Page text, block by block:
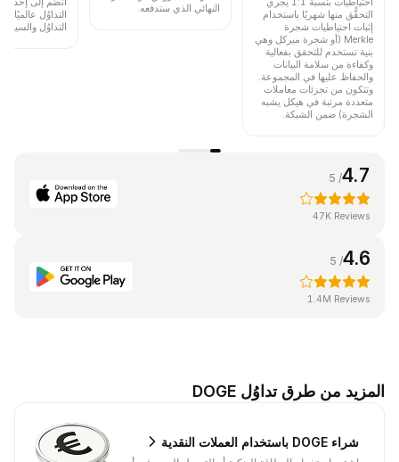
التحقُّق منها شهريًا باستخدام
إثبات احتياطيات شجرة
Merkle (أو شجرة ميركل وهي
بنية تستخدم للتحقق بفعالية
وكفاءة من سلامة البيانات
والحفاظ عليها في المجموعة.
وتتكون من تجزئات معاملات
متعددة مرتبة في هيكل يشبه
الشجرة) ضمن الشبكة.
النهائي الذي ستدفعه.
التداوُل
التداوُل والسيولة.
4.7
/ 5
47K Reviews
4.6
/ 5
1.4M Reviews
المزيد من طرق تداوُل DOGE
شراء DOGE باستخدام العملات النقدية